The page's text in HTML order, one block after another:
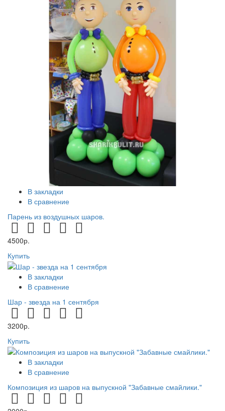
В закладки
В сравнение
Парень из воздушных шаров.
4500р.
Купить
В закладки
В сравнение
Шар - звезда на 1 сентября
3200р.
Купить
В закладки
В сравнение
Композиция из шаров на выпускной "Забавные смайлики."